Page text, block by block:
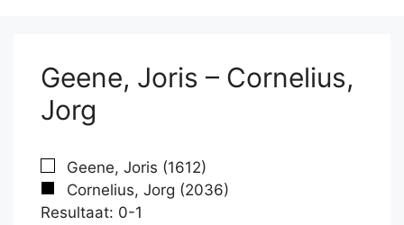
Geene, Joris – Cornelius,
Jorg
Geene, Joris (1612)
Cornelius, Jorg (2036)
Resultaat: 0-1